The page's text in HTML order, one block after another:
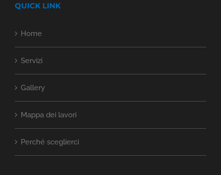
QUICK LINK
Home
Servizi
Gallery
Mappa dei lavori
Perché sceglierci